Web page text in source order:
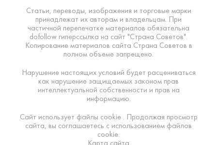
Статьи, переводы, изображения и торговые марки
принадлежат их авторам и владельцам. При
частичной перепечатке материалов обязательна
dofollow гиперссылка на сайт "Страна Советов".
Копирование материалов сайта Страна Советов в
полном объеме запрещено.
Нарушение настоящих условий будет расцениваться
как нарушение защищаемых законом прав
интеллектуальной собственности и прав на
информацию.
Сайт использует файлы cookie . Продолжая просмотр
сайта, вы соглашаетесь с использованием файлов
cookie.
Карта сайта